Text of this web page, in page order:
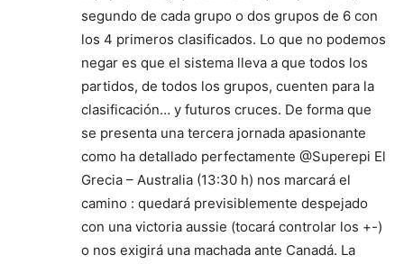
segundo de cada grupo o dos grupos de 6 con
los 4 primeros clasificados. Lo que no podemos
negar es que el sistema lleva a que todos los
partidos, de todos los grupos, cuenten para la
clasificación… y futuros cruces. De forma que
se presenta una tercera jornada apasionante
como ha detallado perfectamente @Superepi El
Grecia – Australia (13:30 h) nos marcará el
camino : quedará previsiblemente despejado
con una victoria aussie (tocará controlar los +-)
o nos exigirá una machada ante Canadá. La